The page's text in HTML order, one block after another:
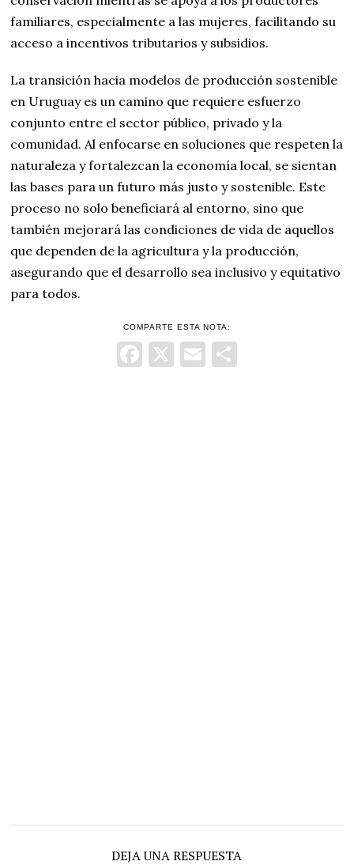
familiares, especialmente a las mujeres, facilitando su
acceso a incentivos tributarios y subsidios.
La transición hacia modelos de producción sostenible
en Uruguay es un camino que requiere esfuerzo
conjunto entre el sector público, privado y la
comunidad. Al enfocarse en soluciones que respeten la
naturaleza y fortalezcan la economía local, se sientan
las bases para un futuro más justo y sostenible. Este
proceso no solo beneficiará al entorno, sino que
también mejorará las condiciones de vida de aquellos
que dependen de la agricultura y la producción,
asegurando que el desarrollo sea inclusivo y equitativo
para todos.
COMPARTE ESTA NOTA:
Facebook
X Email
DEJA UNA RESPUESTA